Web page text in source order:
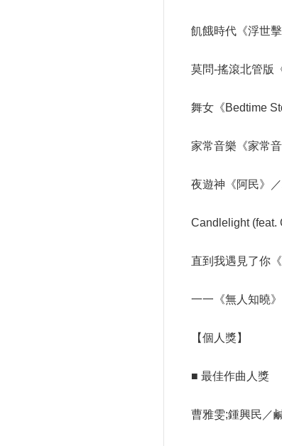
飢餓時代《浮世
莫問-搖滾北管版
舞女《Bedtime
家常音樂《家常
夜遊神《阿民》
Candlelight (feat.
直到我遇見了你
一一《無人知曉
【個人獎】
■ 最佳作曲人獎
曹雅雯;鍾興民／